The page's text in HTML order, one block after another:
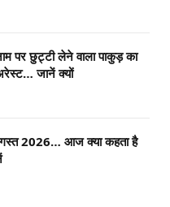
पर छुट्टी लेने वाला पाकुड़ का
जानें क्यों
2026… आज क्या कहता है